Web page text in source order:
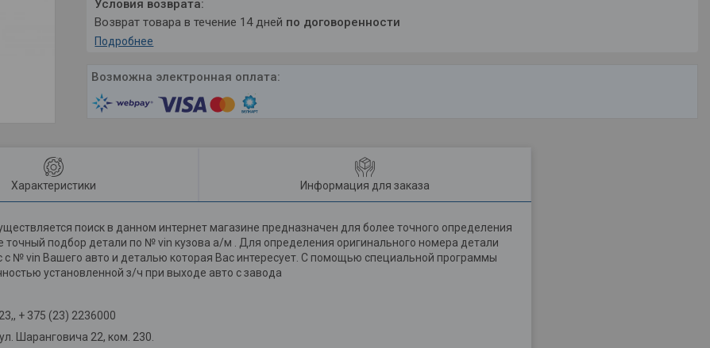
возврат товара в течение 14 дней по договоренности
Подробнее
Характеристики Информация для заказа
поиск в данном интернет магазине предназначен для более точного определения
подбор детали по № vin кузова а/м . Для определения оригинального номера детали
с № vin Вашего авто и деталью которая Вас интересует. С помощью специальной программы
установленной з/ч при выходе авто с завода
+ 375 (23) 2236000
Шаранговича 22, ком. 230.